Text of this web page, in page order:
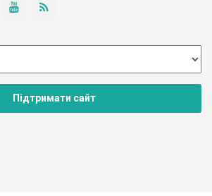
Підтримати сайт